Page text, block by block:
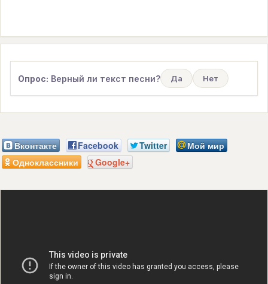
Опрос: Верный ли текст песни? Да Нет
Вконтакте Facebook Twitter
Мой мир
Одноклассники
Google+